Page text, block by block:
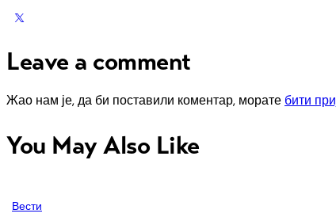
Leave a comment
Жао нам је, да би поставили коментар, морате бити
You May Also Like
Вести